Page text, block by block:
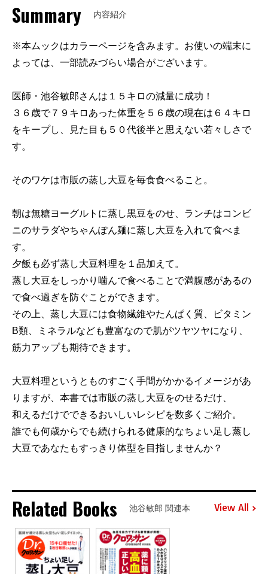
Summary 内容紹介
※本ムックはカラーページを含みます。お使いの端末に
よっては、一部読みづらい場合がございます。
医師・池谷敏郎さんは１５キロの減量に成功！
３６歳で７９キロあった体重を５６歳の現在は６４キロ
をキープし、見た目も５０代後半と思えない若々しさで
す。
そのワケは市販の蒸し大豆を毎食食べること。
朝は無糖ヨーグルトに蒸し黒豆をのせ、ランチはコンビ
ニのサラダやちゃんぽん麺に蒸し大豆を入れて食べま
す。
夕飯も必ず蒸し大豆料理を１品加えて。
蒸し大豆をしっかり噛んで食べることで満腹感があるの
で食べ過ぎを防ぐことができます。
その上、蒸し大豆には食物繊維やたんぱく質、ビタミン
B類、ミネラルなども豊富なので肌がツヤツヤになり、
筋力アップも期待できます。
大豆料理というとものすごく手間がかかるイメージがあ
りますが、本書では市販の蒸し大豆をのせるだけ、
和えるだけでできるおいしいレシピを数多くご紹介。
誰でも何歳からでも続けられる健康的なちょい足し蒸し
大豆であなたもすっきり体型を目指しませんか？
Related Books 池谷敏郎 関連本 View All